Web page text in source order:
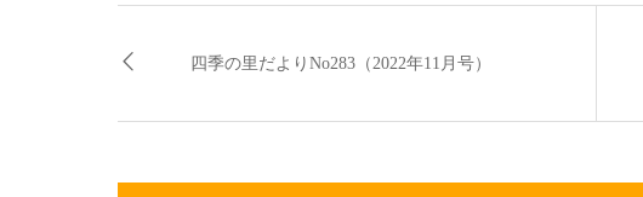
四季の里だよりNo283（2022年11月号）